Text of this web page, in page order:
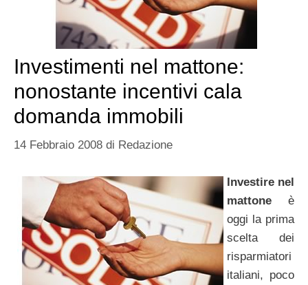
Investimenti nel mattone:
nonostante incentivi cala
domanda immobili
14 Febbraio 2008 di Redazione
Investire nel
mattone è
oggi la prima
scelta dei
risparmiatori
italiani, poco